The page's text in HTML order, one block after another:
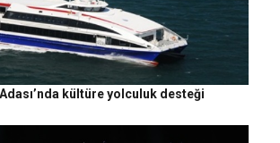
kültüre yolculuk desteği